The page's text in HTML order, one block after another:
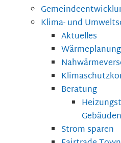
Klima- und
Aktuelles
Wärmeplanung
Beratung
Strom sparen